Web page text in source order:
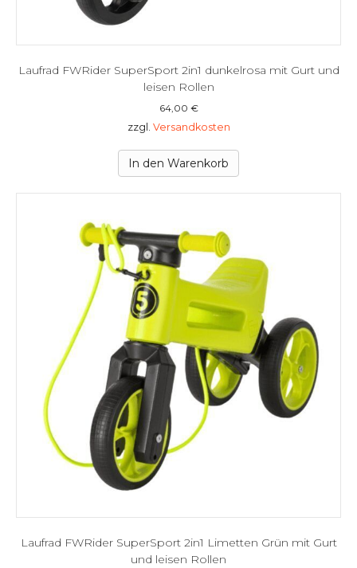
Laufrad FWRider SuperSport 2in1 dunkelrosa mit Gurt und
leisen Rollen
64,00 €
zzgl. Versandkosten
In den Warenkorb
Laufrad FWRider SuperSport 2in1 Limetten Grün mit Gurt
und leisen Rollen